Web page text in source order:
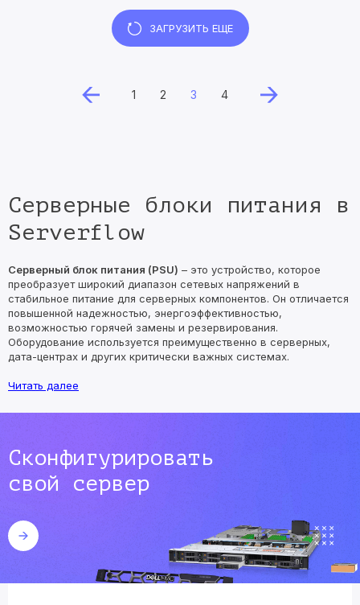
ЗАГРУЗИТЬ ЕЩЕ
1 2 3 4
Серверные блоки питания в
Serverflow
Серверный блок питания (PSU) – это устройство, которое
преобразует широкий диапазон сетевых напряжений в
стабильное питание для серверных компонентов. Он отличается
повышенной надежностью, энергоэффективностью,
возможностью горячей замены и резервирования.
Оборудование используется преимущественно в серверных,
дата-центрах и других критически важных системах.
Читать далее
Сконфигурировать
свой сервер